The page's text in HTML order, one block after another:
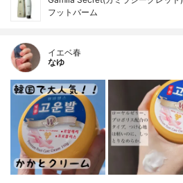
フットバーム
イエベ春
なゆ